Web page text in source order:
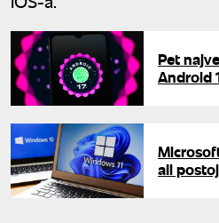
Pet
Android
ali